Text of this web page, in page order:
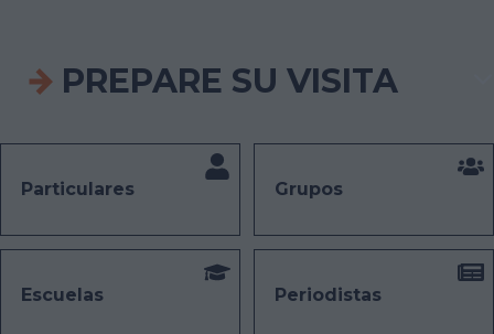
PREPARE SU VISITA
Particulares Grupos
Escuelas Periodistas